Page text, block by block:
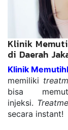
Klinik
di Daerah
Klinik
memiliki
bisa
injeksi.
secara instant!